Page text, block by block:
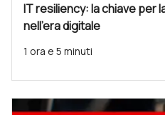
IT resiliency: la chiave per
nell'era digitale
1 ora e 5 minuti